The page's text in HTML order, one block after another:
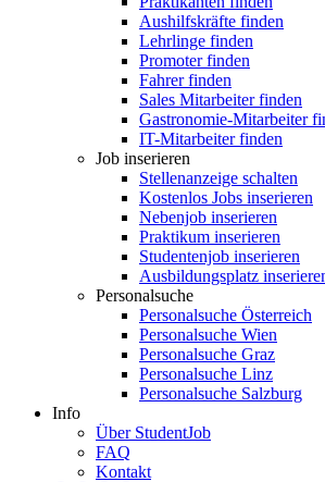
Aushilfskräfte finden
Lehrlinge finden
Promoter finden
Fahrer finden
Sales Mitarbeiter finden
Gastronomie-Mitarbeiter
IT-Mitarbeiter finden
Job inserieren
Stellenanzeige schalten
Kostenlos Jobs inserieren
Nebenjob inserieren
Praktikum inserieren
Studentenjob inserieren
Ausbildungsplatz
Personalsuche
Personalsuche Österreich
Personalsuche Wien
Personalsuche Graz
Personalsuche Linz
Personalsuche Salzburg
Info
Über StudentJob
FAQ
Kontakt